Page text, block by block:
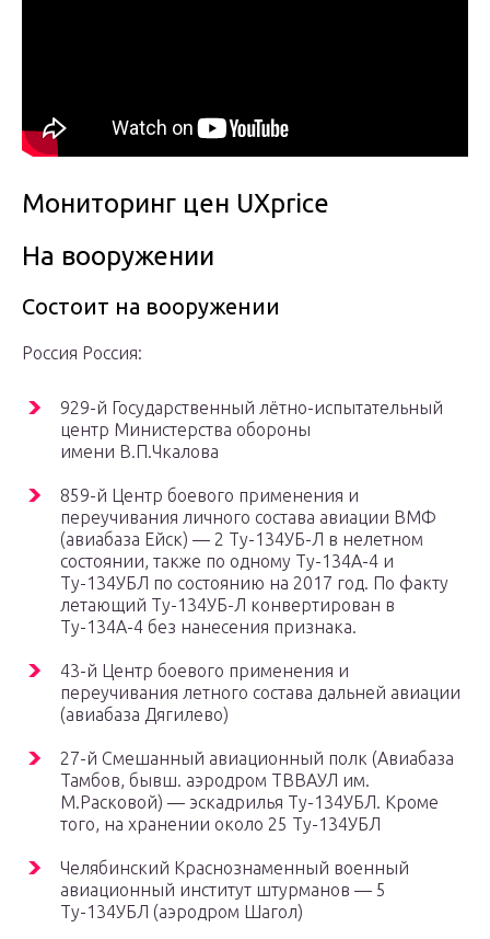
Мониторинг цен UXprice
На вооружении
Состоит на вооружении
Россия Россия:
929-й Государственный лётно-испытательный
центр Министерства обороны
имени В.П.Чкалова
859-й Центр боевого применения и
переучивания личного состава авиации ВМФ
(авиабаза Ейск) — 2 Ту-134УБ-Л в нелетном
состоянии, также по одному Ту-134А-4 и
Ту-134УБЛ по состоянию на 2017 год. По факту
летающий Ту-134УБ-Л конвертирован в
Ту-134А-4 без нанесения признака.
43-й Центр боевого применения и
переучивания летного состава дальней авиации
(авиабаза Дягилево)
27-й Смешанный авиационный полк (Авиабаза
Тамбов, бывш. аэродром ТВВАУЛ им.
М.Расковой) — эскадрилья Ту-134УБЛ. Кроме
того, на хранении около 25 Ту-134УБЛ
Челябинский Краснознаменный военный
авиационный институт штурманов — 5
Ту-134УБЛ (аэродром Шагол)